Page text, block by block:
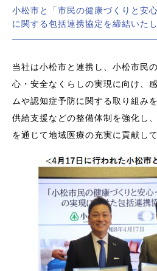
小松市と「市民の健康づくりと安
に関する包括連携協定を締結いたし
当社は小松市と連携し、小松市民
心・安全なくらしの実現に向け、
ムや認知症予防に関する取り組み
供給支援などの整備体制を強化し
を通じて地域医療の充実に貢献し